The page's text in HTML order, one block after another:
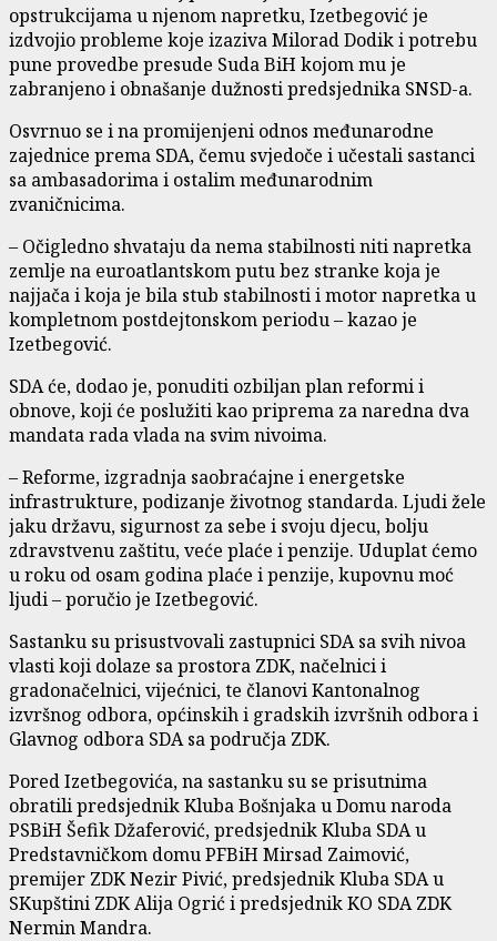
opstrukcijama u njenom napretku, Izetbegović je
izdvojio probleme koje izaziva Milorad Dodik i potrebu
pune provedbe presude Suda BiH kojom mu je
zabranjeno i obnašanje dužnosti predsjednika SNSD-a.
Osvrnuo se i na promijenjeni odnos međunarodne
zajednice prema SDA, čemu svjedoče i učestali sastanci
sa ambasadorima i ostalim međunarodnim
zvaničnicima.
– Očigledno shvataju da nema stabilnosti niti napretka
zemlje na euroatlantskom putu bez stranke koja je
najjača i koja je bila stub stabilnosti i motor napretka u
kompletnom postdejtonskom periodu – kazao je
Izetbegović.
SDA će, dodao je, ponuditi ozbiljan plan reformi i
obnove, koji će poslužiti kao priprema za naredna dva
mandata rada vlada na svim nivoima.
– Reforme, izgradnja saobraćajne i energetske
infrastrukture, podizanje životnog standarda. Ljudi žele
jaku državu, sigurnost za sebe i svoju djecu, bolju
zdravstvenu zaštitu, veće plaće i penzije. Uduplat ćemo
u roku od osam godina plaće i penzije, kupovnu moć
ljudi – poručio je Izetbegović.
Sastanku su prisustvovali zastupnici SDA sa svih nivoa
vlasti koji dolaze sa prostora ZDK, načelnici i
gradonačelnici, vijećnici, te članovi Kantonalnog
izvršnog odbora, općinskih i gradskih izvršnih odbora i
Glavnog odbora SDA sa područja ZDK.
Pored Izetbegovića, na sastanku su se prisutnima
obratili predsjednik Kluba Bošnjaka u Domu naroda
PSBiH Šefik Džaferović, predsjednik Kluba SDA u
Predstavničkom domu PFBiH Mirsad Zaimović,
premijer ZDK Nezir Pivić, predsjednik Kluba SDA u
SKupštini ZDK Alija Ogrić i predsjednik KO SDA ZDK
Nermin Mandra.